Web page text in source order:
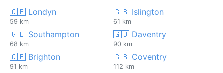
🇬🇧 Londyn
59 km
🇬🇧 Islington
61 km
🇬🇧 Southampton
68 km
🇬🇧 Daventry
90 km
🇬🇧 Brighton
91 km
🇬🇧 Coventry
112 km